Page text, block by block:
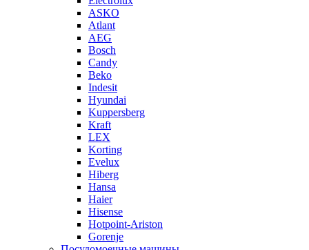
ASKO
Atlant
AEG
Bosch
Candy
Beko
Indesit
Hyundai
Kuppersberg
Kraft
LEX
Korting
Evelux
Hiberg
Hansa
Haier
Hisense
Hotpoint-Ariston
Gorenje